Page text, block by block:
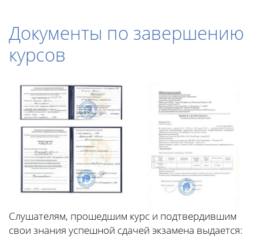
Документы по завершению
курсов
Слушателям, прошедшим курс и подтвердившим
свои знания успешной сдачей экзамена выдается: